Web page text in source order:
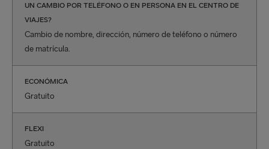
UN CAMBIO POR TELÉFONO O EN PERSONA EN EL CENTRO DE
VIAJES?
Cambio de nombre, dirección, número de teléfono o número
de matrícula.
ECONÓMICA
Gratuito
FLEXI
Gratuito